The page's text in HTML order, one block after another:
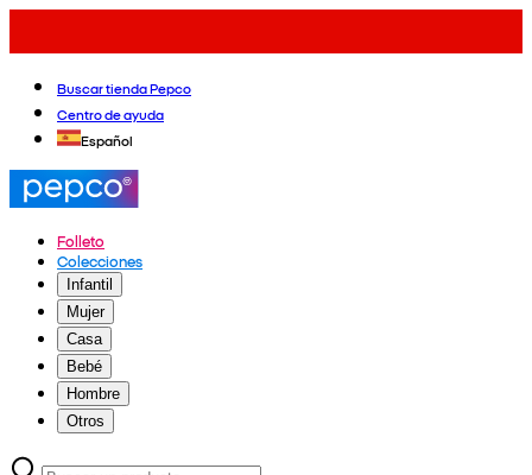
Buscar tienda Pepco
Centro de ayuda
Español
Folleto
Colecciones
Infantil
Mujer
Casa
Bebé
Hombre
Otros